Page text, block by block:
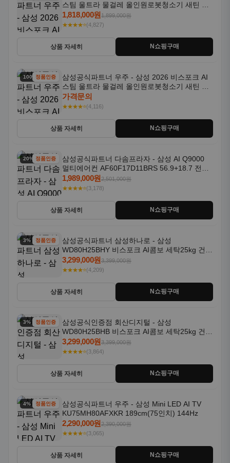
스팀 울트라 물걸레 올인원로봇청소기 새틴 그
레이지 AAG
1,818,000원1,899,000원
★★★★⭐(4,827)
상품 자세히 N쇼핑구매
100% 할인
정품인증
삼성공식파트너 우주 - 삼성 2026 비스포크 AI
스팀 울트라 물걸레 올인원로봇청소기 새틴 차
콜 AAH
가격문의
★★★★⭐(4,116)
상품 자세히 N쇼핑구매
20% 할인정품인증
삼성공식파트너 다솜프라자 - 삼성 AI Q9000
멀티에어컨 AF60F17D11BRS 56.9+18.7 전국
기본설치포함
1,989,000원2,501,000원
★★★★⭐(3,178)
상품 자세히 N쇼핑구매
3% 할인정품인증
삼성공식파트너 삼성하나로 - 삼성
WD80H25BHY 비스포크 AI콤보 세탁25kg 건조
18kg 26년형 일체형 1등급
3,299,000원3,399,000원
★★★★⭐(4,209)
상품 자세히 N쇼핑구매
3% 할인정품인증
삼성공식인증점 회산디지털 - 삼성
WD80H25BHB 비스포크 AI콤보 세탁25kg 건조
18kg 26년형 일체형 1등급
3,299,000원3,399,000원
★★★★⭐(3,864)
상품 자세히 N쇼핑구매
4% 할인정품인증
삼성공식파트너 우주 - 삼성 Mini LED AI TV
KU75MH80AFXKR 189cm(75인치) 144Hz
2,290,000원2,390,000원
★★★★⭐(3,065)
상품 자세히 N쇼핑구매